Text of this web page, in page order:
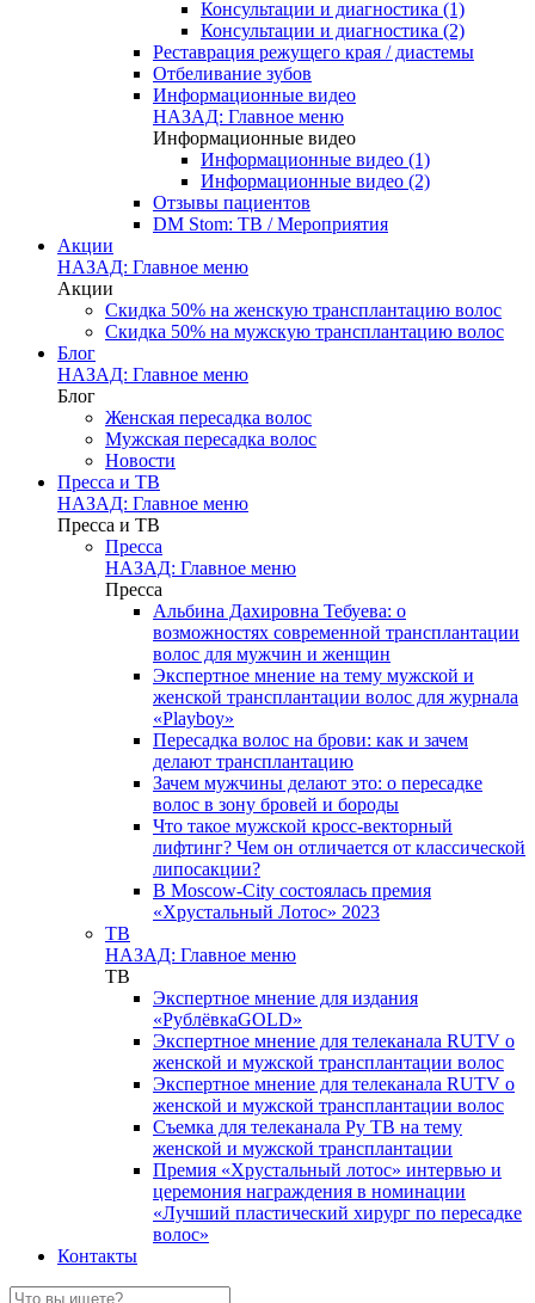
Консультации и диагностика (1)
Консультации и диагностика (2)
Реставрация режущего края / диастемы
Отбеливание зубов
Информационные видео
НАЗАД: Главное меню
Информационные видео
Информационные видео (1)
Информационные видео (2)
Отзывы пациентов
DM Stom: ТВ / Мероприятия
Акции
НАЗАД: Главное меню
Акции
Скидка 50% на женскую трансплантацию волос
Скидка 50% на мужскую трансплантацию волос
Блог
НАЗАД: Главное меню
Блог
Женская пересадка волос
Мужская пересадка волос
Новости
Пресса и ТВ
НАЗАД: Главное меню
Пресса и ТВ
Пресса
НАЗАД: Главное меню
Пресса
Альбина Дахировна Тебуева: о
возможностях современной трансплантации
волос для мужчин и женщин
Экспертное мнение на тему мужской и
женской трансплантации волос для журнала
«Playboy»
Пересадка волос на брови: как и зачем
делают трансплантацию
Зачем мужчины делают это: о пересадке
волос в зону бровей и бороды
Что такое мужской кросс-векторный
лифтинг? Чем он отличается от классической
липосакции?
В Moscow-City состоялась премия
«Хрустальный Лотос» 2023
ТВ
НАЗАД: Главное меню
ТВ
Экспертное мнение для издания
«РублёвкаGOLD»
Экспертное мнение для телеканала RUTV о
женской и мужской трансплантации волос
Экспертное мнение для телеканала RUTV о
женской и мужской трансплантации волос
Съемка для телеканала Ру ТВ на тему
женской и мужской трансплантации
Премия «Хрустальный лотос» интервью и
церемония награждения в номинации
«Лучший пластический хирург по пересадке
волос»
Контакты